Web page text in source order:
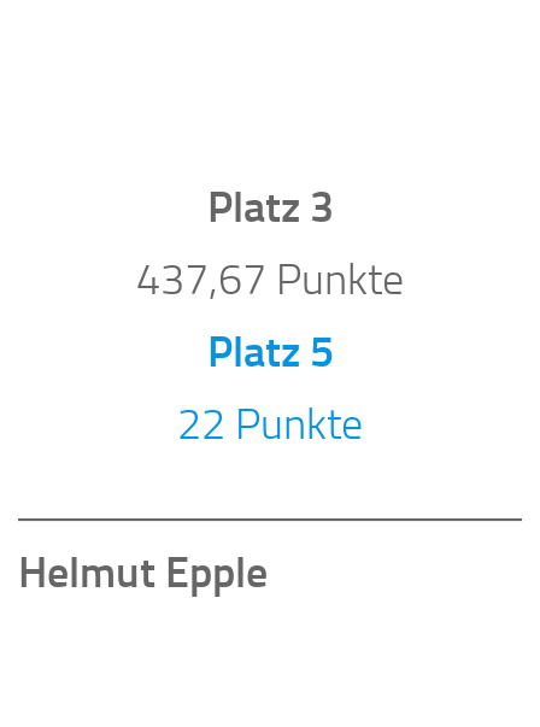
Platz 3
437,67 Punkte
Platz 5
22 Punkte
Helmut Epple